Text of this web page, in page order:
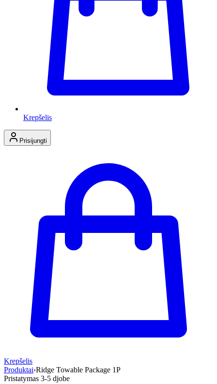
Krepšelis
Prisijungti
Krepšelis
Produktai›Ridge Towable Package 1P
Pristatymas 3-5 djobe